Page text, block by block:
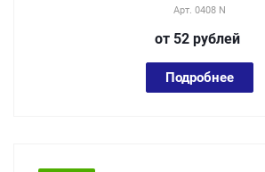
Арт. 0408 N
от 52 рублей
Подробнее